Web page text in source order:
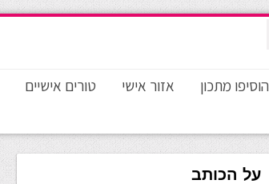
הוסיפו מתכון אזור אישי טורים אישיים
על הכותב